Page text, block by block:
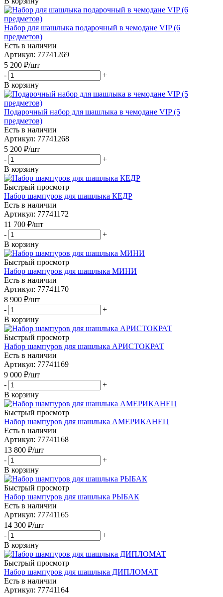
Набор для шашлыка подарочный в чемодане VIP (6
предметов)
Есть в наличии
Артикул: 77741269
5 200 ₽/шт
-
+
В корзину
Подарочный набор для шашлыка в чемодане VIP (5
предметов)
Есть в наличии
Артикул: 77741268
5 200 ₽/шт
-
+
В корзину
Быстрый просмотр
Набор шампуров для шашлыка КЕДР
Есть в наличии
Артикул: 77741172
11 700 ₽/шт
-
+
В корзину
Быстрый просмотр
Набор шампуров для шашлыка МИНИ
Есть в наличии
Артикул: 77741170
8 900 ₽/шт
-
+
В корзину
Быстрый просмотр
Набор шампуров для шашлыка АРИСТОКРАТ
Есть в наличии
Артикул: 77741169
9 000 ₽/шт
-
+
В корзину
Быстрый просмотр
Набор шампуров для шашлыка АМЕРИКАНЕЦ
Есть в наличии
Артикул: 77741168
13 800 ₽/шт
-
+
В корзину
Быстрый просмотр
Набор шампуров для шашлыка РЫБАК
Есть в наличии
Артикул: 77741165
14 300 ₽/шт
-
+
В корзину
Быстрый просмотр
Набор шампуров для шашлыка ДИПЛОМАТ
Есть в наличии
Артикул: 77741164